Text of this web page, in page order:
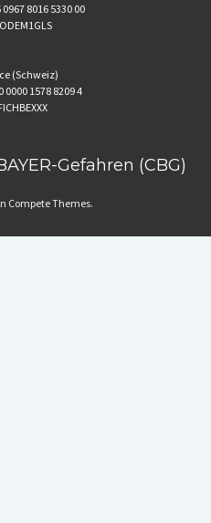
0967 8016 5330 00
(Schweiz)
0000 1578 8209 4
Gefahren (CBG)
Compete Themes.